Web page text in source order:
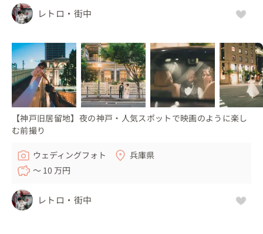
レトロ・街中
【神戸旧居留地】夜の神戸・人気スポットで映画のように楽し
む前撮り
ウェディングフォト
兵庫県
〜 10 万円
レトロ・街中